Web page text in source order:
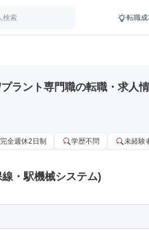
検索 転職
ラント専門職の転職・求人
完全週休2日制 学歴不問 未経験
・駅機械システム)